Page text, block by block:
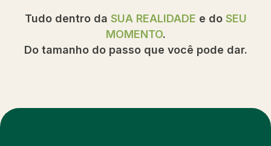
Tudo dentro da SUA REALIDADE e do SEU
MOMENTO.
Do tamanho do passo que você pode dar.